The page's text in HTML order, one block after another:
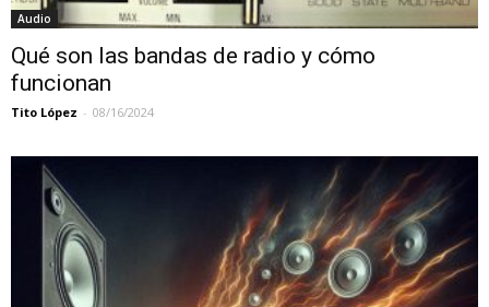
Audio
Qué son las bandas de radio y cómo
funcionan
Tito López - 08/16/2024